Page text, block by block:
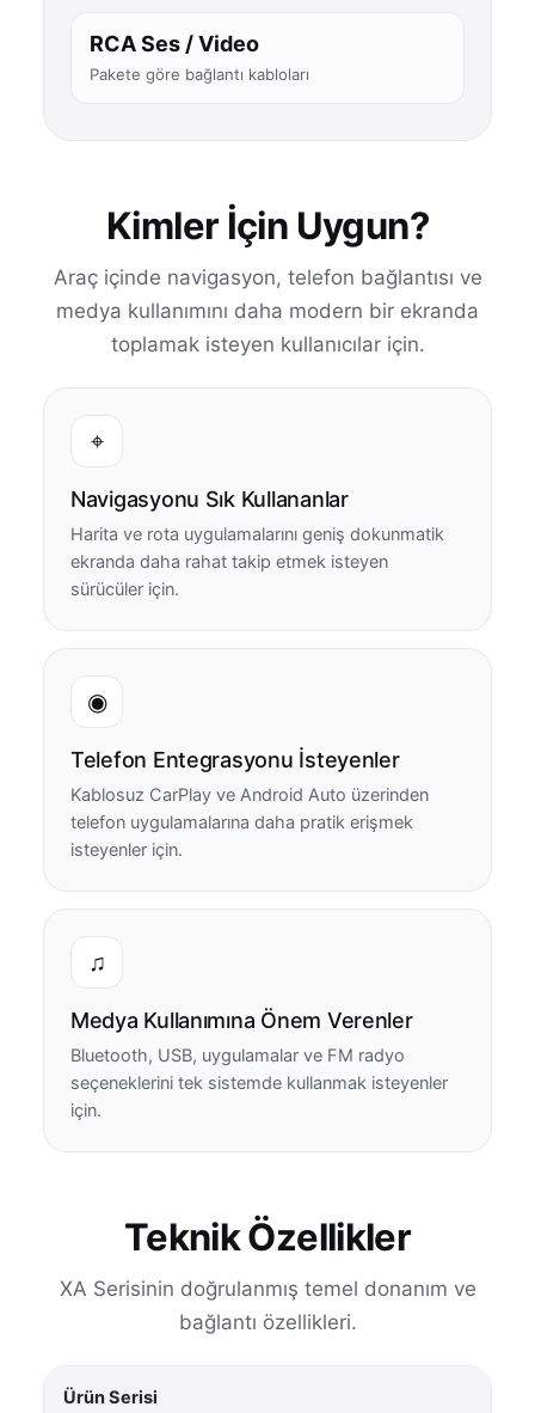
RCA Ses / Video
Pakete göre bağlantı kabloları
Kimler İçin Uygun?
Araç içinde navigasyon, telefon bağlantısı ve
medya kullanımını daha modern bir ekranda
toplamak isteyen kullanıcılar için.
⌖
Navigasyonu Sık Kullananlar
Harita ve rota uygulamalarını geniş dokunmatik
ekranda daha rahat takip etmek isteyen
sürücüler için.
◉
Telefon Entegrasyonu İsteyenler
Kablosuz CarPlay ve Android Auto üzerinden
telefon uygulamalarına daha pratik erişmek
isteyenler için.
♫
Medya Kullanımına Önem Verenler
Bluetooth, USB, uygulamalar ve FM radyo
seçeneklerini tek sistemde kullanmak isteyenler
için.
Teknik Özellikler
XA Serisinin doğrulanmış temel donanım ve
bağlantı özellikleri.
Ürün Serisi